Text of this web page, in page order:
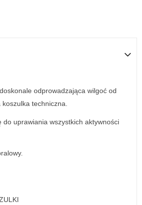
odprowadzająca wilgoć od
koszulka techniczna.
do uprawiania wszystkich aktywności